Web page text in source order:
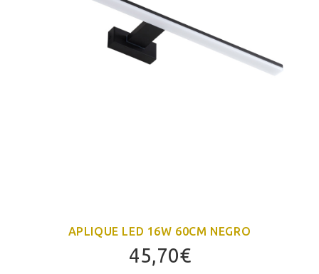
APLIQUE LED 16W 60CM NEGRO
45,70€